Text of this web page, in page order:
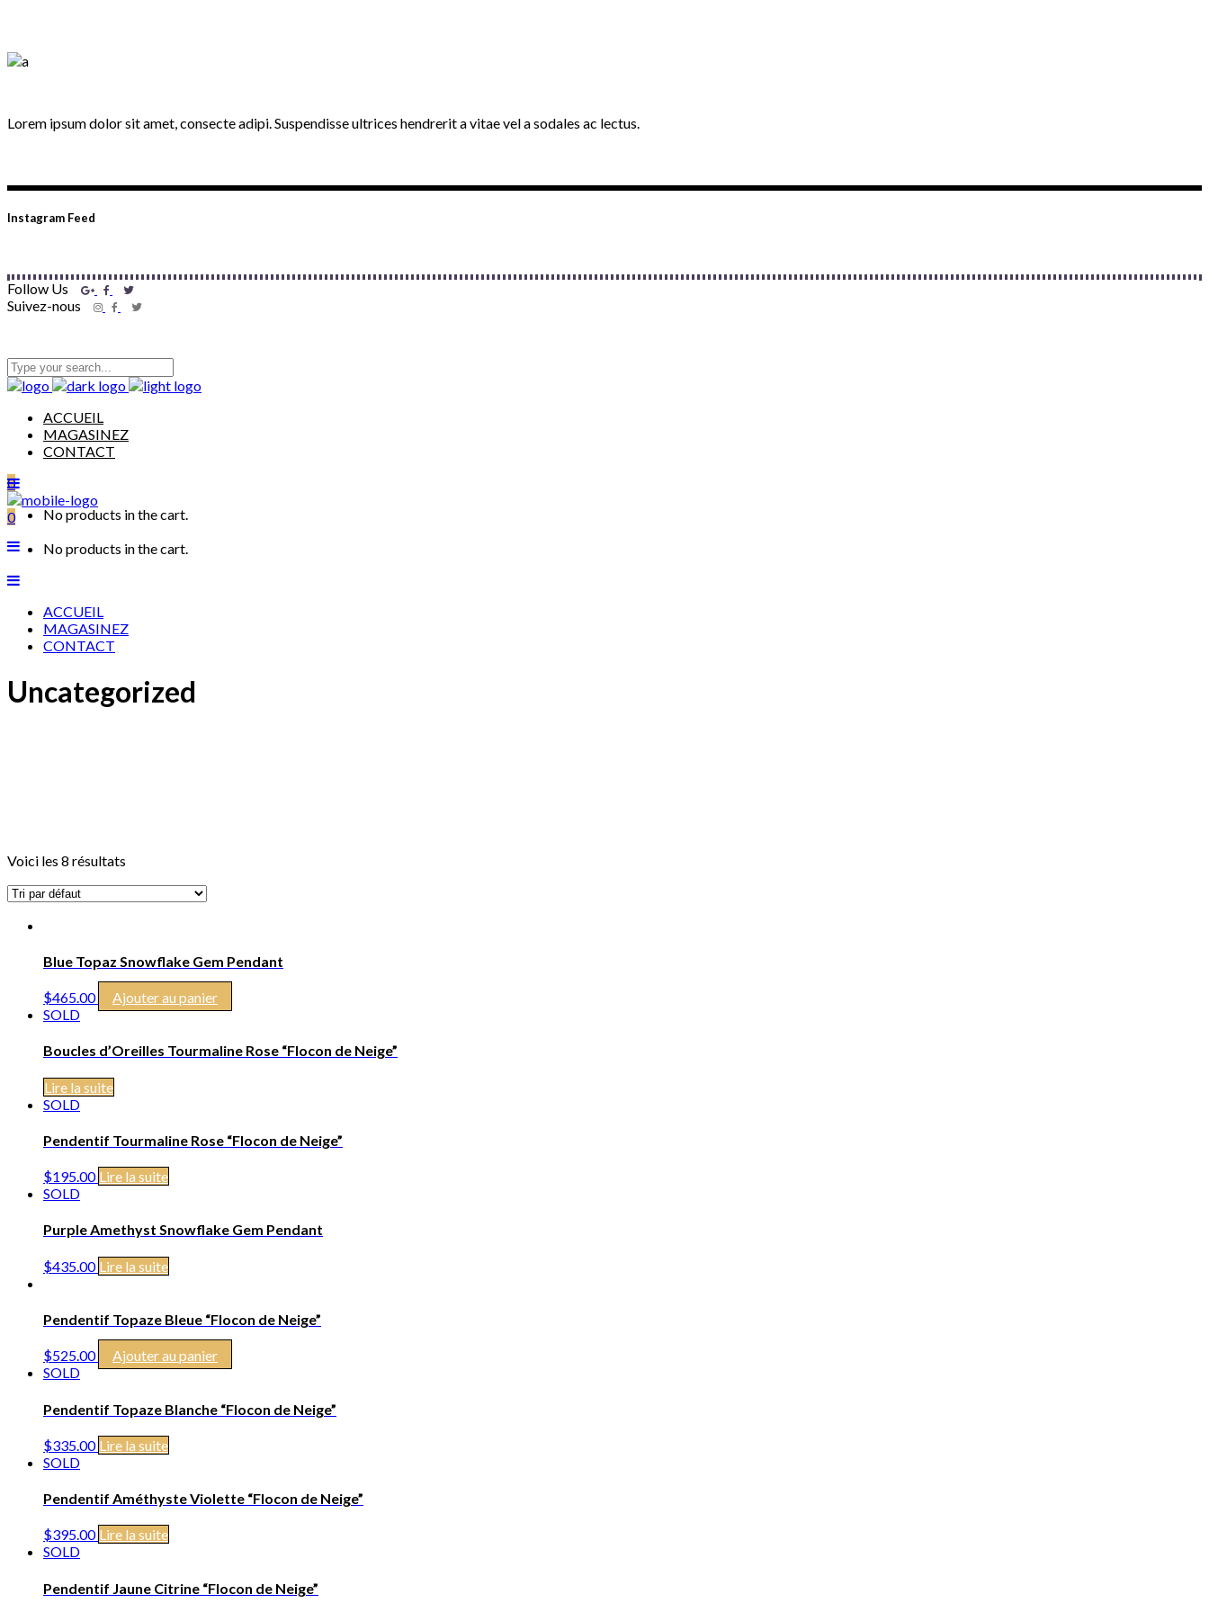
Lorem ipsum dolor sit amet, consecte adipi. Suspendisse ultrices hendrerit a vitae vel a sodales ac lectus.
Instagram Feed
Follow Us
Suivez-nous
ACCUEIL
MAGASINEZ
CONTACT
0
No products in the cart.
0
No products in the cart.
ACCUEIL
MAGASINEZ
CONTACT
Uncategorized
Voici les 8 résultats
Blue Topaz Snowflake Gem Pendant
$465.00
Ajouter au panier
SOLD
Boucles d’Oreilles Tourmaline Rose “Flocon de Neige”
Lire la suite
SOLD
Pendentif Tourmaline Rose “Flocon de Neige”
$195.00 Lire la suite
SOLD
Purple Amethyst Snowflake Gem Pendant
$435.00 Lire la suite
Pendentif Topaze Bleue “Flocon de Neige”
$525.00
Ajouter au panier
SOLD
Pendentif Topaze Blanche “Flocon de Neige”
$335.00 Lire la suite
SOLD
Pendentif Améthyste Violette “Flocon de Neige”
$395.00 Lire la suite
SOLD
Pendentif Jaune Citrine “Flocon de Neige”